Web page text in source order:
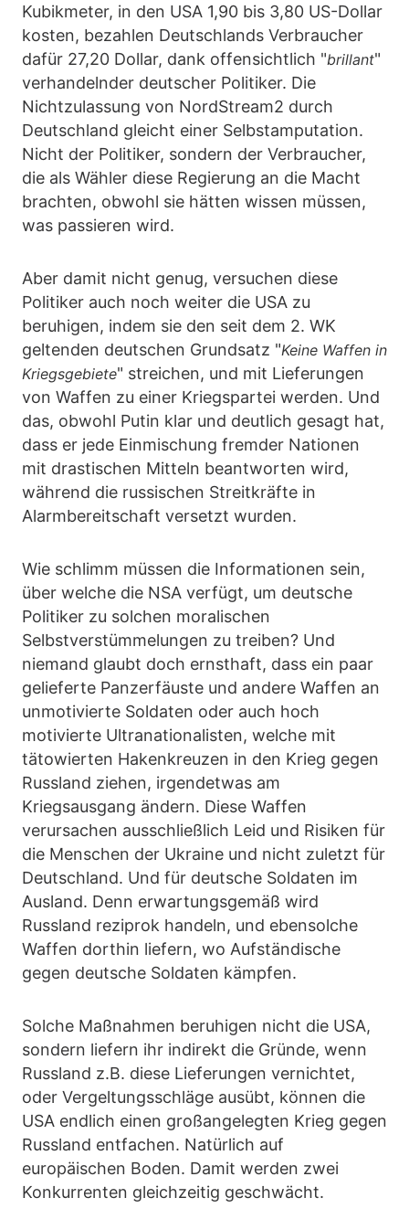
Kubikmeter, in den USA 1,90 bis 3,80 US-Dollar
kosten, bezahlen Deutschlands Verbraucher
dafür 27,20 Dollar, dank offensichtlich "brillant"
verhandelnder deutscher Politiker. Die
Nichtzulassung von NordStream2 durch
Deutschland gleicht einer Selbstamputation.
Nicht der Politiker, sondern der Verbraucher,
die als Wähler diese Regierung an die Macht
brachten, obwohl sie hätten wissen müssen,
was passieren wird.
Aber damit nicht genug, versuchen diese
Politiker auch noch weiter die USA zu
beruhigen, indem sie den seit dem 2. WK
geltenden deutschen Grundsatz "Keine Waffen in
Kriegsgebiete" streichen, und mit Lieferungen
von Waffen zu einer Kriegspartei werden. Und
das, obwohl Putin klar und deutlich gesagt hat,
dass er jede Einmischung fremder Nationen
mit drastischen Mitteln beantworten wird,
während die russischen Streitkräfte in
Alarmbereitschaft versetzt wurden.
Wie schlimm müssen die Informationen sein,
über welche die NSA verfügt, um deutsche
Politiker zu solchen moralischen
Selbstverstümmelungen zu treiben? Und
niemand glaubt doch ernsthaft, dass ein paar
gelieferte Panzerfäuste und andere Waffen an
unmotivierte Soldaten oder auch hoch
motivierte Ultranationalisten, welche mit
tätowierten Hakenkreuzen in den Krieg gegen
Russland ziehen, irgendetwas am
Kriegsausgang ändern. Diese Waffen
verursachen ausschließlich Leid und Risiken für
die Menschen der Ukraine und nicht zuletzt für
Deutschland. Und für deutsche Soldaten im
Ausland. Denn erwartungsgemäß wird
Russland reziprok handeln, und ebensolche
Waffen dorthin liefern, wo Aufständische
gegen deutsche Soldaten kämpfen.
Solche Maßnahmen beruhigen nicht die USA,
sondern liefern ihr indirekt die Gründe, wenn
Russland z.B. diese Lieferungen vernichtet,
oder Vergeltungsschläge ausübt, können die
USA endlich einen großangelegten Krieg gegen
Russland entfachen. Natürlich auf
europäischen Boden. Damit werden zwei
Konkurrenten gleichzeitig geschwächt.